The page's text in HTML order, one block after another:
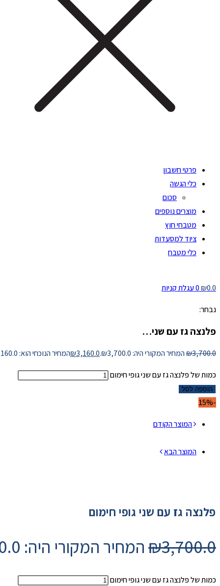
פרטי חשבון
כלי הגשה
סכום
מוצרים נוספים
מטבחי חוץ
ציוד למסעדות
כלי מטבח
₪0.0
0 עגלת קניות
נבחר:
פלנצה גז עם שני…
₪3,700.0 המחיר המקורי היה: ₪3,700.0. ₪3,160.0 המחיר הנוכחי הוא: ₪3,160.0.
כמות של פלנצה גז עם שני גופי חימום
הוספה לסל
המוצר הקודם
המוצר הבא
פלנצה גז עם שני גופי חימום
₪3,700.0 המחיר המקורי היה: ₪3,700.0.
כמות של פלנצה גז עם שני גופי חימום